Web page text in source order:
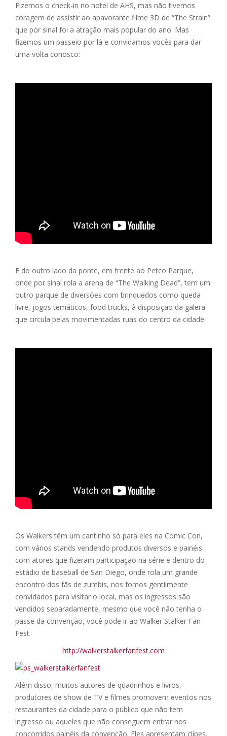
Fizemos o check-in no hotel de AHS, mas não tivemos
coragem de assistir ao apavorante filme 3D de “The Strain”
que por sinal foi a atração mais popular do ano. Mas
fizemos um passeio por lá e convidamos vocês para dar
uma volta conosco:
E do outro lado da ponte, em frente ao Petco Parque,
onde por sinal rola a arena de “The Walking Dead”, tem um
outro parque de diversões com brinquedos como queda
livre, jogos temáticos, food trucks, à disposição da galera
que circula pelas movimentadas ruas do centro da cidade.
Os Walkers têm um cantinho só para eles na Comic Con,
com vários stands vendendo produtos diversos e painéis
com atores que fizeram participação na série e dentro do
estádio de baseball de San Diego, onde rola um grande
encontro dos fãs de zumbis, nos fomos gentilmente
convidados para visitar o local, mas os ingressos são
vendidos separadamente, mesmo que você não tenha o
passe da convenção, você pode ir ao Walker Stalker Fan
Fest.
http://walkerstalkerfanfest.com
Além disso, muitos autores de quadrinhos e livros,
produtores de show de TV e filmes promovem eventos nos
restaurantes da cidade para o público que não tem
ingresso ou aqueles que não conseguem entrar nos
concorridos painéis da convenção. Eles apresentam clipes,